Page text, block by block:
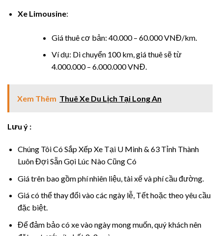
Xe Limousine:
Giá thuê cơ bản: 40.000 – 60.000 VNĐ/km.
Ví dụ: Di chuyển 100 km, giá thuê sẽ từ
4.000.000 – 6.000.000 VNĐ.
Xem Thêm Thuê Xe Du Lịch Tại Long An
Lưu ý :
Chúng Tôi Có Sắp Xếp Xe Tại U Minh & 63 Tỉnh Thành
Luôn Đợi Sẵn Gọi Lúc Nào Cũng Có
Giá trên bao gồm phí nhiên liệu, tài xế và phí cầu đường.
Giá có thể thay đổi vào các ngày lễ, Tết hoặc theo yêu cầu
đặc biệt.
Để đảm bảo có xe vào ngày mong muốn, quý khách nên